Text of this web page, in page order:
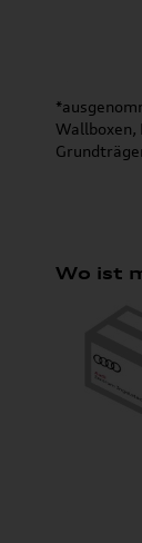
Wallboxen,
Wo ist